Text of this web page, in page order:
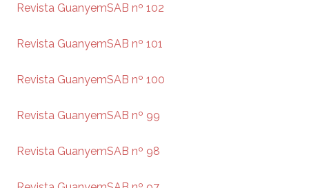
Revista GuanyemSAB nº 102
Revista GuanyemSAB nº 101
Revista GuanyemSAB nº 100
Revista GuanyemSAB nº 99
Revista GuanyemSAB nº 98